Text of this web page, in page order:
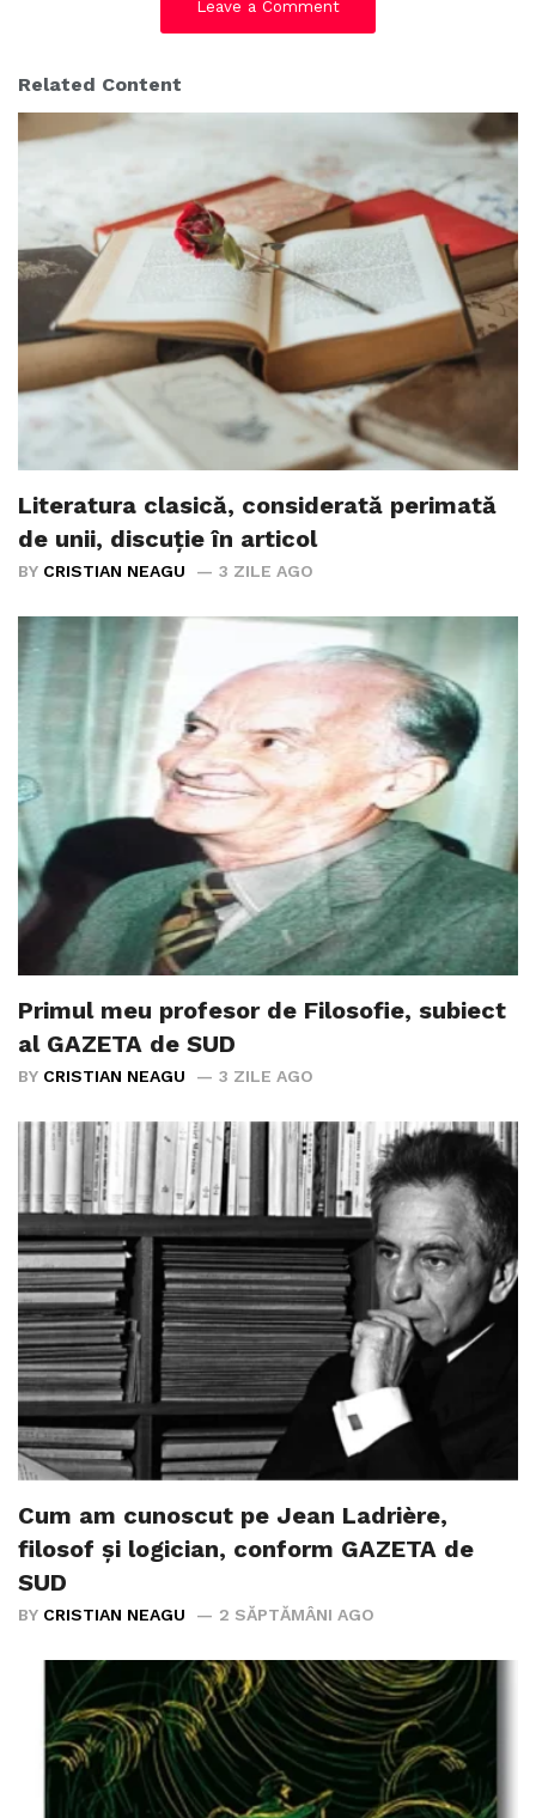
Leave a Comment
Related Content
Literatura clasică, considerată perimată
de unii, discuție în articol
BY CRISTIAN NEAGU 3 ZILE AGO
Primul meu profesor de Filosofie, subiect
al GAZETA de SUD
BY CRISTIAN NEAGU 3 ZILE AGO
Cum am cunoscut pe Jean Ladrière,
filosof și logician, conform GAZETA de
SUD
BY CRISTIAN NEAGU 2 SĂPTĂMÂNI AGO